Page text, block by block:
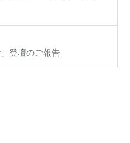
登壇のご報告